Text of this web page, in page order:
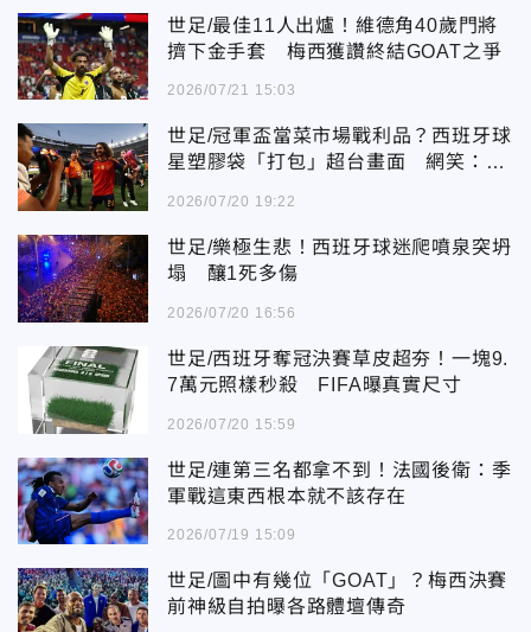
世足/最佳11人出爐！維德角40歲門將
擠下金手套 梅西獲讚終結GOAT之爭
2026/07/21 15:03
世足/冠軍盃當菜市場戰利品？西班牙球
星塑膠袋「打包」超台畫面 網笑：包
2026/07/20 19:22
世足/樂極生悲！西班牙球迷爬噴泉突坍
塌 釀1死多傷
2026/07/20 16:56
世足/西班牙奪冠決賽草皮超夯！一塊9.
7萬元照樣秒殺 FIFA曝真實尺寸
2026/07/20 15:59
世足/連第三名都拿不到！法國後衛：季
軍戰這東西根本就不該存在
2026/07/19 15:09
世足/圖中有幾位「GOAT」？梅西決賽
前神級自拍曝各路體壇傳奇